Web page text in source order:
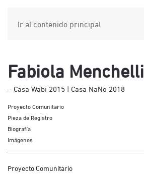
Ir al contenido principal
Fabiola Menchelli
– Casa Wabi 2015 | Casa NaNo 2018
Proyecto Comunitario
Pieza de Registro
Biografía
Imágenes
Proyecto Comunitario